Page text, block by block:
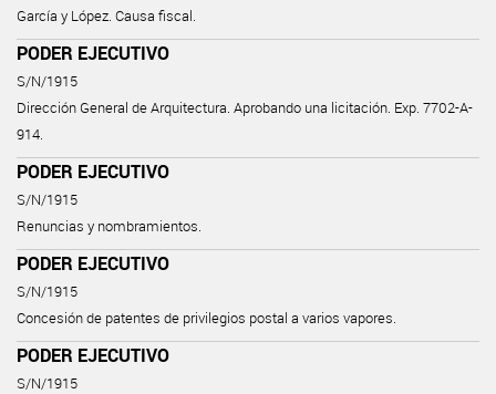
García y López. Causa fiscal.
PODER EJECUTIVO
S/N/1915
Dirección General de Arquitectura. Aprobando una licitación. Exp. 7702-A-
914.
PODER EJECUTIVO
S/N/1915
Renuncias y nombramientos.
PODER EJECUTIVO
S/N/1915
Concesión de patentes de privilegios postal a varios vapores.
PODER EJECUTIVO
S/N/1915